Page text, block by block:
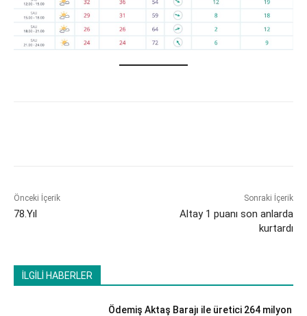
Önceki İçerik
78.Yıl
Sonraki İçerik
Altay 1 puanı son anlarda
kurtardı
İLGİLİ HABERLER
Ödemiş Aktaş Barajı ile üretici 264 milyon